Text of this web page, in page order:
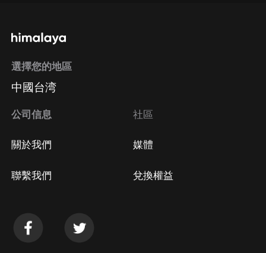
選擇您的地區
中國台湾
公司信息
關於我們
聯繫我們
社區
媒體
兌換權益